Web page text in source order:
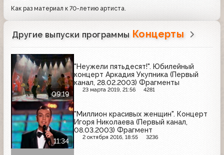
Как раз материал к 70-летию артиста.
Другие выпуски программы Концерты
09:19
"Неужели пятьдесят!". Юбилейный
концерт Аркадия Укупника (Первый
канал, 28.02.2003) Фрагменты
23 марта 2019, 21:56 4281
11:34
"Миллион красивых женщин". Концерт
Игоря Николаева (Первый канал,
08.03.2003) Фрагмент
2 октября 2016, 18:55 3236